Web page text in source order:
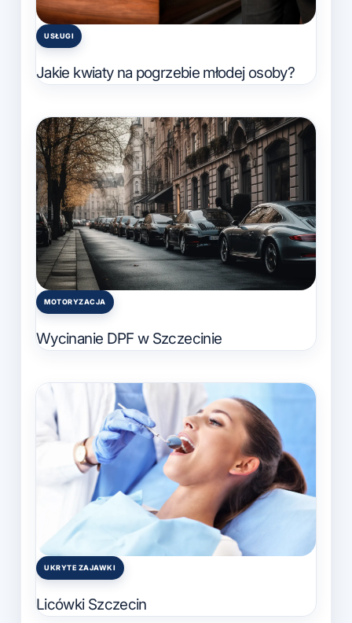
Posted
USŁUGI
Jakie kwiaty na pogrzebie młodej osoby?
Posted
MOTORYZACJA
Wycinanie DPF w Szczecinie
Posted
UKRYTE ZAJAWKI
Licówki Szczecin